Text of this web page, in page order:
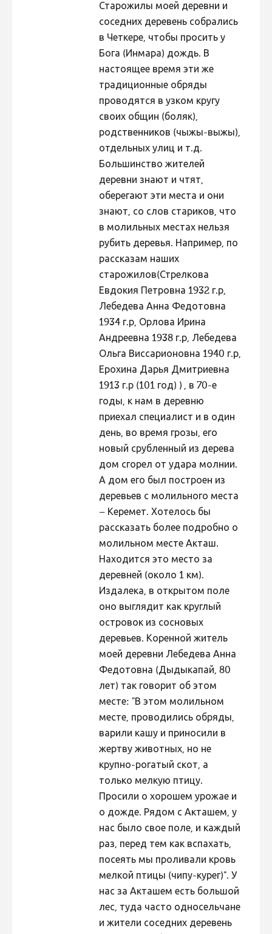
Старожилы моей деревни и
соседних деревень собрались
в Четкере, чтобы просить у
Бога (Инмара) дождь. В
настоящее время эти же
традиционные обряды
проводятся в узком кругу
своих общин (боляк),
родственников (чыжы-выжы),
отдельных улиц и т.д.
Большинство жителей
деревни знают и чтят,
оберегают эти места и они
знают, со слов стариков, что
в молильных местах нельзя
рубить деревья. Например, по
рассказам наших
старожилов(Стрелкова
Евдокия Петровна 1932 г.р,
Лебедева Анна Федотовна
1934 г.р, Орлова Ирина
Андреевна 1938 г.р, Лебедева
Ольга Виссарионовна 1940 г.р,
Ерохина Дарья Дмитриевна
1913 г.р (101 год) ) , в 70-е
годы, к нам в деревню
приехал специалист и в один
день, во время грозы, его
новый срубленный из дерева
дом сгорел от удара молнии.
А дом его был построен из
деревьев с молильного места
– Керемет. Хотелось бы
рассказать более подробно о
молильном месте Акташ.
Находится это место за
деревней (около 1 км).
Издалека, в открытом поле
оно выглядит как круглый
островок из сосновых
деревьев. Коренной житель
моей деревни Лебедева Анна
Федотовна (Дыдыкапай, 80
лет) так говорит об этом
месте: "В этом молильном
месте, проводились обряды,
варили кашу и приносили в
жертву животных, но не
крупно-рогатый скот, а
только мелкую птицу.
Просили о хорошем урожае и
о дожде. Рядом с Акташем, у
нас было свое поле, и каждый
раз, перед тем как вспахать,
посеять мы проливали кровь
мелкой птицы (чипу-курег)". У
нас за Акташем есть большой
лес, туда часто односельчане
и жители соседних деревень